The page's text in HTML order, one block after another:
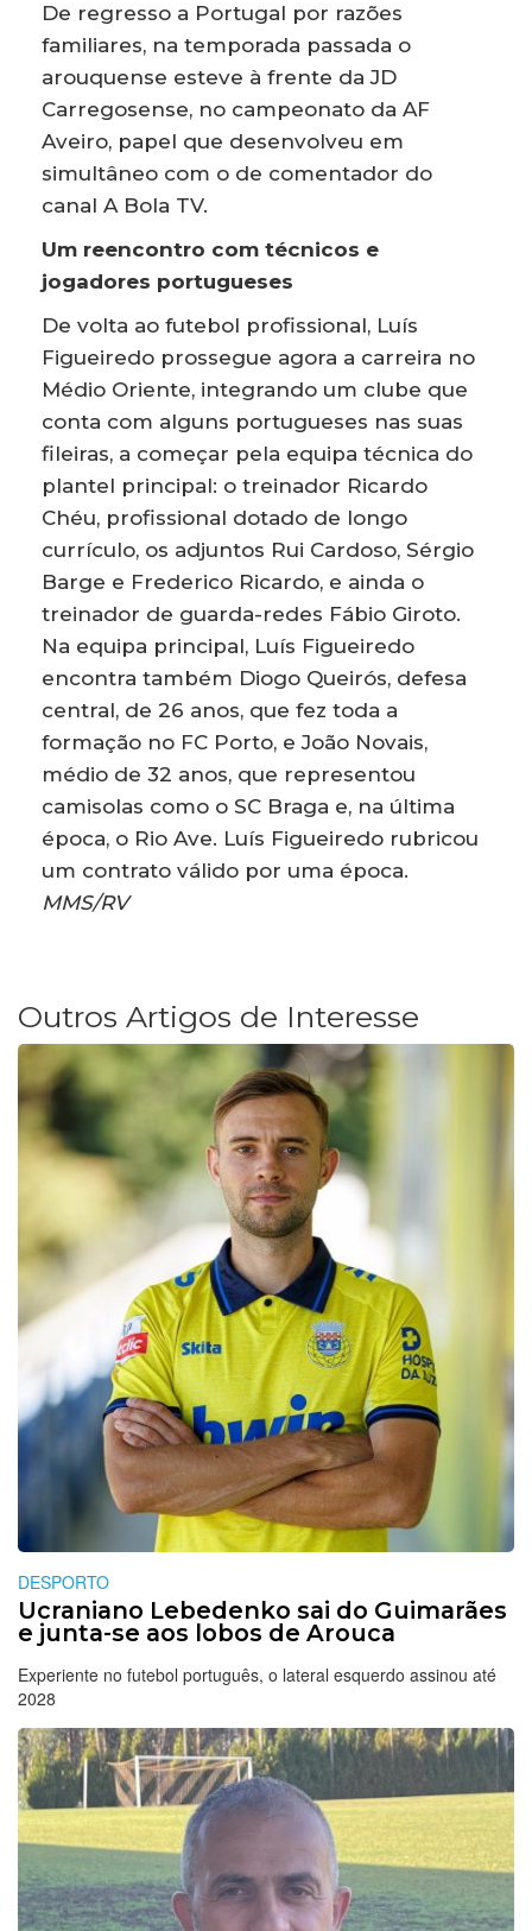
De regresso a Portugal por razões
familiares, na temporada passada o
arouquense esteve à frente da JD
Carregosense, no campeonato da AF
Aveiro, papel que desenvolveu em
simultâneo com o de comentador do
canal A Bola TV.
Um reencontro com técnicos e
jogadores portugueses
De volta ao futebol profissional, Luís
Figueiredo prossegue agora a carreira no
Médio Oriente, integrando um clube que
conta com alguns portugueses nas suas
fileiras, a começar pela equipa técnica do
plantel principal: o treinador Ricardo
Chéu, profissional dotado de longo
currículo, os adjuntos Rui Cardoso, Sérgio
Barge e Frederico Ricardo, e ainda o
treinador de guarda-redes Fábio Giroto.
Na equipa principal, Luís Figueiredo
encontra também Diogo Queirós, defesa
central, de 26 anos, que fez toda a
formação no FC Porto, e João Novais,
médio de 32 anos, que representou
camisolas como o SC Braga e, na última
época, o Rio Ave. Luís Figueiredo rubricou
um contrato válido por uma época.
MMS/RV
Outros Artigos de Interesse
DESPORTO
Ucraniano Lebedenko sai do Guimarães
e junta-se aos lobos de Arouca
Experiente no futebol português, o lateral esquerdo assinou até
2028